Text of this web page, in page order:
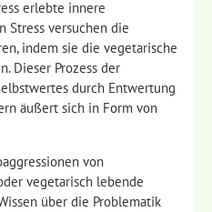
erlebte innere
Stress versuchen die
indem sie die vegetarische
Dieser Prozess der
durch Entwertung
äußert sich in Form von
von
vegetarisch lebende
über die Problematik